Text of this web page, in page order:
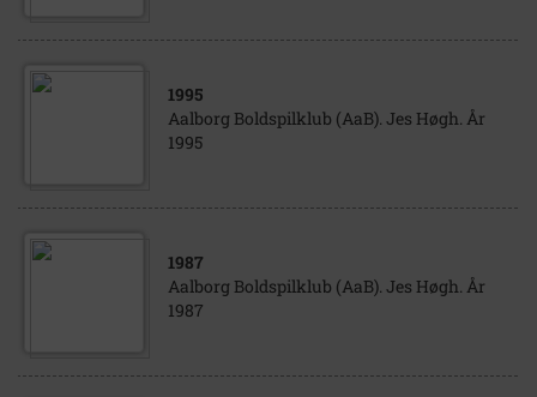
1995
Aalborg Boldspilklub (AaB). Jes Høgh. År
1995
1987
Aalborg Boldspilklub (AaB). Jes Høgh. År
1987